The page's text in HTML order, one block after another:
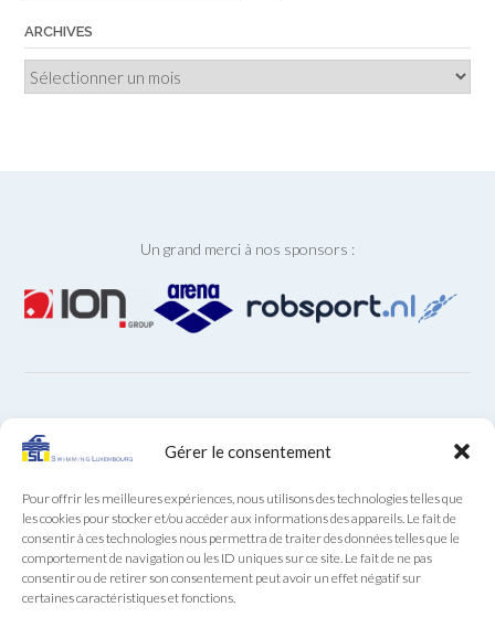
Gérer le consentement
Pour offrir les meilleures expériences, nous utilisons des technologies telles que
les cookies pour stocker et/ou accéder aux informations des appareils. Le fait de
consentir à ces technologies nous permettra de traiter des données telles que le
comportement de navigation ou les ID uniques sur ce site. Le fait de ne pas
consentir ou de retirer son consentement peut avoir un effet négatif sur
certaines caractéristiques et fonctions.
ARCHIVES
Archives
Un grand merci à nos sponsors :
ARCHIVES